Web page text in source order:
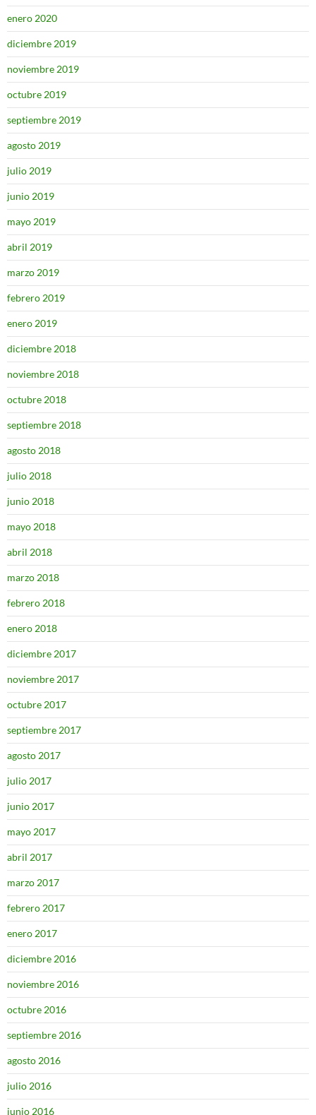
enero 2020
diciembre 2019
noviembre 2019
octubre 2019
septiembre 2019
agosto 2019
julio 2019
junio 2019
mayo 2019
abril 2019
marzo 2019
febrero 2019
enero 2019
diciembre 2018
noviembre 2018
octubre 2018
septiembre 2018
agosto 2018
julio 2018
junio 2018
mayo 2018
abril 2018
marzo 2018
febrero 2018
enero 2018
diciembre 2017
noviembre 2017
octubre 2017
septiembre 2017
agosto 2017
julio 2017
junio 2017
mayo 2017
abril 2017
marzo 2017
febrero 2017
enero 2017
diciembre 2016
noviembre 2016
octubre 2016
septiembre 2016
agosto 2016
julio 2016
junio 2016